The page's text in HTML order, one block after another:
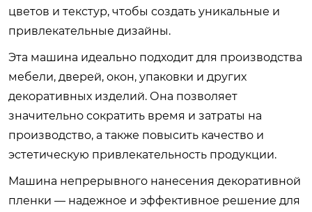
цветов и текстур, чтобы создать уникальные и
привлекательные дизайны.
Эта машина идеально подходит для производства
мебели, дверей, окон, упаковки и других
декоративных изделий. Она позволяет
значительно сократить время и затраты на
производство, а также повысить качество и
эстетическую привлекательность продукции.
Машина непрерывного нанесения декоративной
пленки — надежное и эффективное решение для